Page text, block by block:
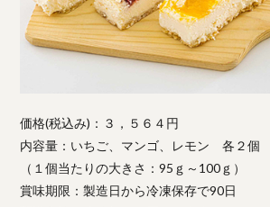
価格(税込み)：３，５６４円
内容量：いちご、マンゴ、レモン 各２個
（１個当たりの大きさ：95ｇ～100ｇ）
賞味期限：製造日から冷凍保存で90日